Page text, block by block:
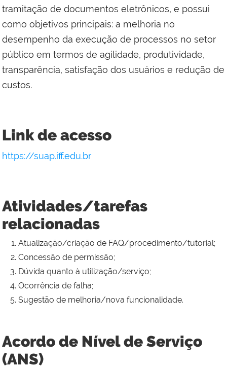
tramitação de documentos eletrônicos, e possui
como objetivos principais: a melhoria no
desempenho da execução de processos no setor
público em termos de agilidade, produtividade,
transparência, satisfação dos usuários e redução de
custos.
Link de acesso
https://suap.iff.edu.br
Atividades/tarefas
relacionadas
Atualização/criação de FAQ/procedimento/tutorial;
Concessão de permissão;
Dúvida quanto à utilização/serviço;
Ocorrência de falha;
Sugestão de melhoria/nova funcionalidade.
Acordo de Nível de Serviço
(ANS)